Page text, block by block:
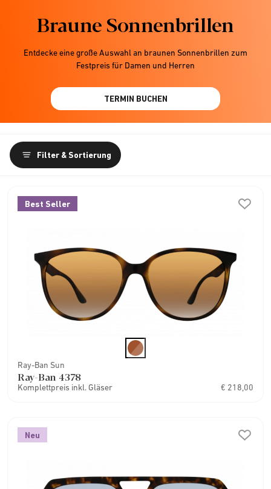
Braune Sonnenbrillen
Entdecke eine große Auswahl an braunen Sonnenbrillen zum
Festpreis für Damen und Herren
TERMIN BUCHEN
Filter & Sortierung
Best Seller
Ray-Ban Sun
Ray-Ban 4378
Komplettpreis inkl. Gläser € 218,00
Neu